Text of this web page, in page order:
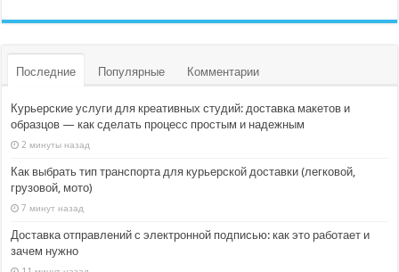
Последние Популярные Комментарии
Курьерские услуги для креативных студий: доставка макетов и
образцов — как сделать процесс простым и надежным
2 минуты назад
Как выбрать тип транспорта для курьерской доставки (легковой,
грузовой, мото)
7 минут назад
Доставка отправлений с электронной подписью: как это работает и
зачем нужно